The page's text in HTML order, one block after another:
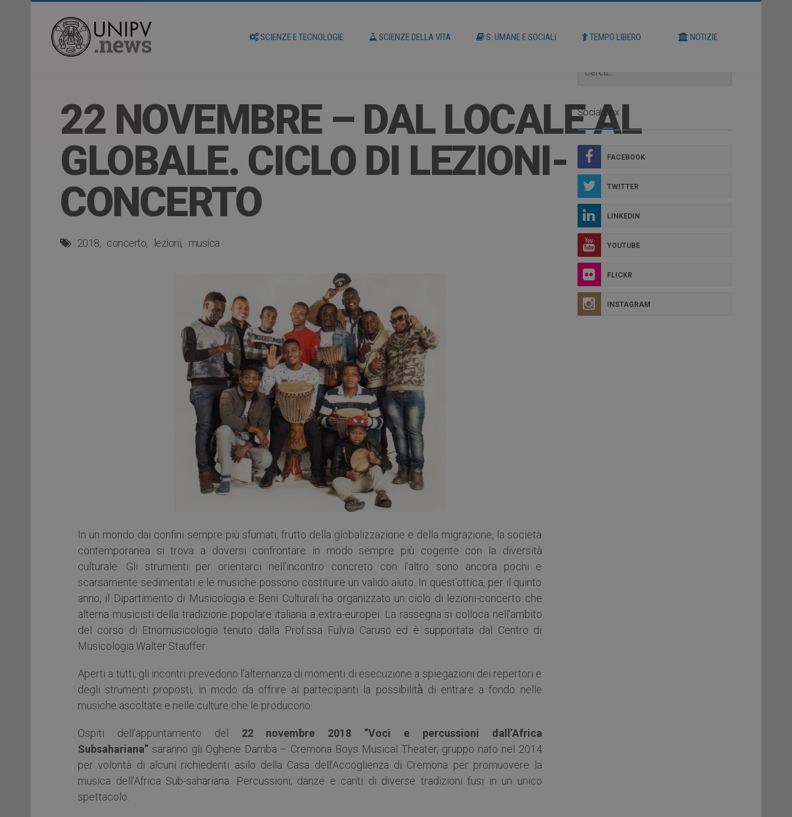
SCIENZE E TECNOLOGIE SCIENZE DELLA VITA S. UMANE E SOCIALI TEMPO LIBERO NOTIZIE
22 NOVEMBRE – DAL LOCALE AL
GLOBALE. CICLO DI LEZIONI-
CONCERTO
2018 concerto lezioni musica
In un mondo dai confini sempre più sfumati, frutto della globalizzazione e della migrazione, la società
contemporanea si trova a doversi confrontare in modo sempre più cogente con la diversità
culturale. Gli strumenti per orientarci nell’incontro concreto con l’altro sono ancora pochi e
scarsamente sedimentati e le musiche possono costituire un valido aiuto. In quest’ottica, per il quinto
anno, il Dipartimento di Musicologia e Beni Culturali ha organizzato un ciclo di lezioni-concerto che
alterna musicisti della tradizione popolare italiana a extra-europei. La rassegna si colloca nell’ambito
del corso di Etnomusicologia tenuto dalla Prof.ssa Fulvia Caruso ed è supportata dal Centro di
Musicologia Walter Stauffer.
Aperti a tutti, gli incontri prevedono l’alternanza di momenti di esecuzione a spiegazioni dei repertori e
degli strumenti proposti, in modo da offrire ai partecipanti la possibilità̀ di entrare a fondo nelle
musiche ascoltate e nelle culture che le producono.
Ospiti dell’appuntamento del 22 novembre 2018 “Voci e percussioni dall’Africa
Subsahariana” saranno gli Oghene Damba – Cremona Boys Musical Theater, gruppo nato nel 2014
per volontà di alcuni richiedenti asilo della Casa dell’Accoglienza di Cremona per promuovere la
musica dell’Africa Sub-sahariana. Percussioni, danze e canti di diverse tradizioni fusi in un unico
spettacolo.
Social Box
FACEBOOK
TWITTER
LINKEDIN
YOUTUBE
FLICKR
INSTAGRAM